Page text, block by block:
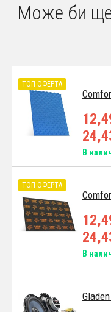
Може би ще
ТОП ОФЕРТА
В
ТОП ОФЕРТА
В